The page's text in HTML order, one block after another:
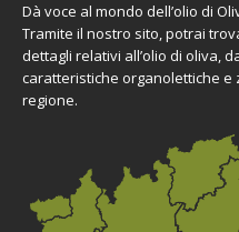
Dà voce al mondo dell’olio di
Tramite il nostro sito, potrai
dettagli relativi all’olio di oliva,
caratteristiche organolettiche
regione.